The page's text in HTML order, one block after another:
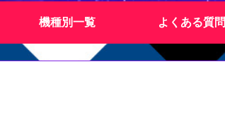
機種別一覧 よくある質問